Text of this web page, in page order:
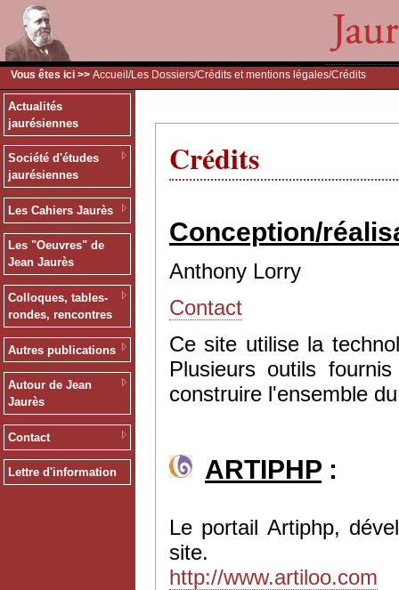
Vous êtes ici >> Accueil /Les Dossiers/Crédits et mentions légales/Crédits
Actualités
jaurésiennes
Société d'études
jaurésiennes
Les Cahiers Jaurès
Les "Oeuvres" de
Jean Jaurès
Colloques, tables-
rondes, rencontres
Autres publications
Autour de Jean
Jaurès
Contact
Lettre d'information
Crédits
Conception/
Anthony Lorry
Contact
Ce site utilise la
Plusieurs outils
construire l'ensemble
ARTIPHP :
Le portail Artiphp,
site.
http://www.artiloo.com